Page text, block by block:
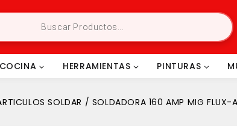
HERRAMIENTAS PINTURAS
SOLDAR / SOLDADORA 160 AMP MIG